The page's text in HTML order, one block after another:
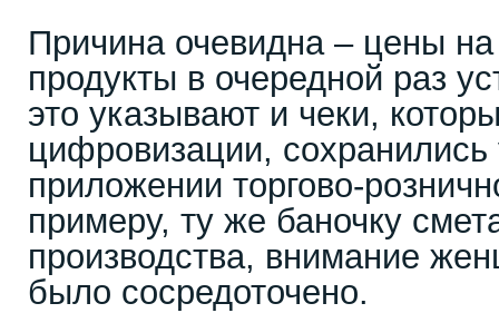
Причина очевидна – цены
продукты в очередной раз
это указывают и чеки,
цифровизации,
приложении торгово-
примеру, ту же баночку
производства, внимание
было сосредоточено.